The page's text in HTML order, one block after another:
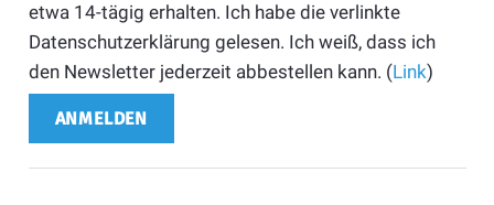
etwa 14-tägig erhalten. Ich habe die verlinkte
Datenschutzerklärung gelesen. Ich weiß, dass ich
den Newsletter jederzeit abbestellen kann. (Link)